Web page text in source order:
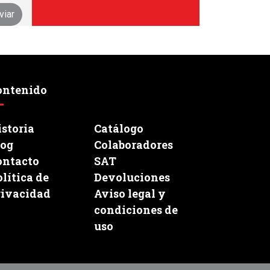
Catálogo
Colaboradores
SAT
de
Devoluciones
Aviso legal y
condiciones de
uso